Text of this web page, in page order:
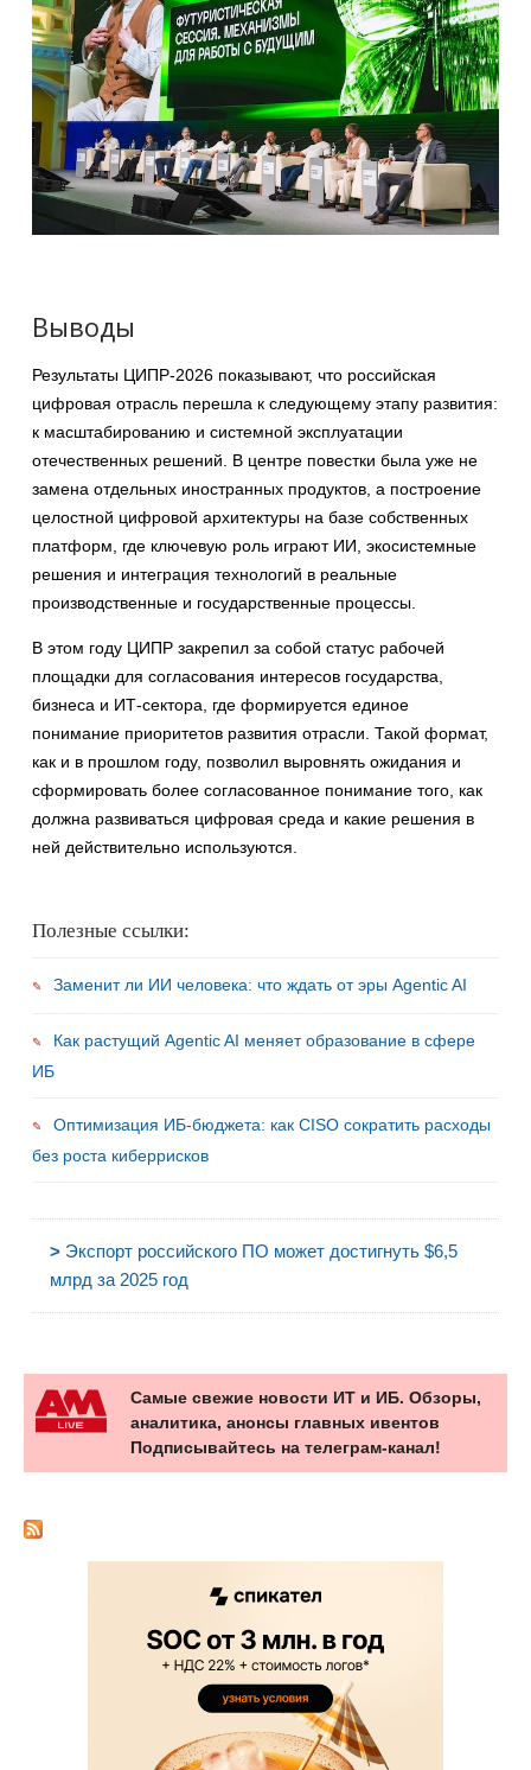
Выводы
Результаты ЦИПР-2026 показывают, что российская
цифровая отрасль перешла к следующему этапу развития:
к масштабированию и системной эксплуатации
отечественных решений. В центре повестки была уже не
замена отдельных иностранных продуктов, а построение
целостной цифровой архитектуры на базе собственных
платформ, где ключевую роль играют ИИ, экосистемные
решения и интеграция технологий в реальные
производственные и государственные процессы.
В этом году ЦИПР закрепил за собой статус рабочей
площадки для согласования интересов государства,
бизнеса и ИТ-сектора, где формируется единое
понимание приоритетов развития отрасли. Такой формат,
как и в прошлом году, позволил выровнять ожидания и
сформировать более согласованное понимание того, как
должна развиваться цифровая среда и какие решения в
ней действительно используются.
Полезные ссылки:
Заменит ли ИИ человека: что ждать от эры Agentic AI
Как растущий Agentic AI меняет образование в сфере
ИБ
Оптимизация ИБ-бюджета: как CISO сократить расходы
без роста киберрисков
> Экспорт российского ПО может достигнуть $6,5
млрд за 2025 год
Самые свежие новости ИТ и ИБ. Обзоры,
аналитика, анонсы главных ивентов
Подписывайтесь на телеграм-канал!